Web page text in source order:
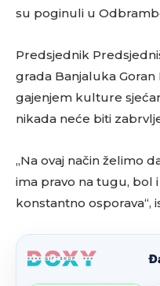
su poginuli u
Predsjednik
grada Banjaluka Goran
gajenjem kulture
nikada neće biti
„Na ovaj način želimo
ima pravo na tugu, bol
konstantno osporava“,